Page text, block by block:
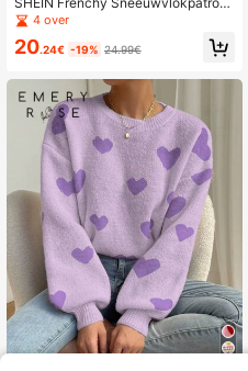
n fuzzy gebreide trui, lange mouwe
n tops in herfst/winter
4 over
20.24€ -19% 24.99€